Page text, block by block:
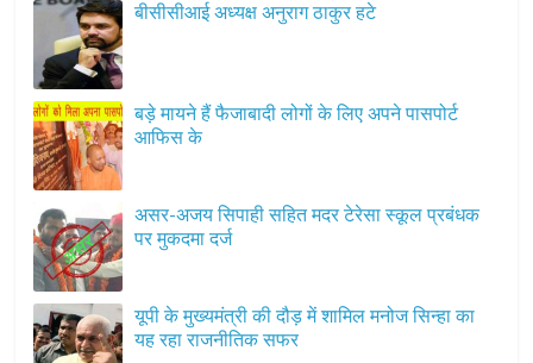
बीसीसीआई अध्यक्ष अनुराग ठाकुर हटे
बड़े मायने हैं फैजाबादी लोगों के लिए अपने पासपोर्ट
आफिस के
असर-अजय सिपाही सहित मदर टेरेसा स्कूल प्रबंधक
पर मुकदमा दर्ज
यूपी के मुख्यमंत्री की दौड़ में शामिल मनोज सिन्हा का
यह रहा राजनीतिक सफर